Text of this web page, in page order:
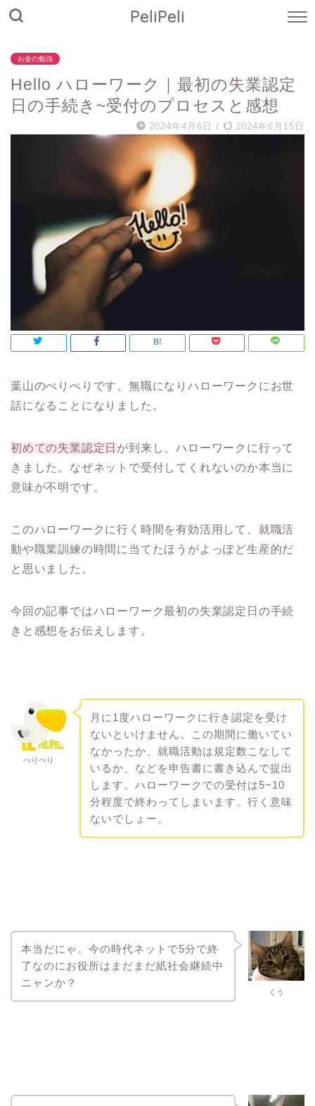
PeliPeli
お金の勉強
Hello ハローワーク｜最初の失業認定
日の手続き~受付のプロセスと感想
2024年4月6日 / 2024年6月15日
葉山のぺりぺりです。無職になりハローワークにお世
話になることになりました。
初めての失業認定日 が到来し、ハローワークに行って
きました。なぜネットで受付してくれないのか本当に
意味が不明です。
このハローワークに行く時間を有効活用して、就職活
動や職業訓練の時間に当てたほうがよっぽど生産的だ
と思いました。
今回の記事ではハローワーク最初の失業認定日の手続
きと感想をお伝えします。
ぺりぺり
月に1度ハローワークに行き認定を受け
ないといけません。この期間に働いてい
なかったか、就職活動は規定数こなして
いるか、などを申告書に書き込んで提出
します。ハローワークでの受付は5−10
分程度で終わってしまいます。行く意味
ないでしょー。
くう
本当だにゃ。今の時代ネットで5分で終
了なのにお役所はまだまだ紙社会継続中
ニャンか？